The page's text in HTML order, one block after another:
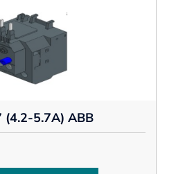
(4.2-5.7A) ABB